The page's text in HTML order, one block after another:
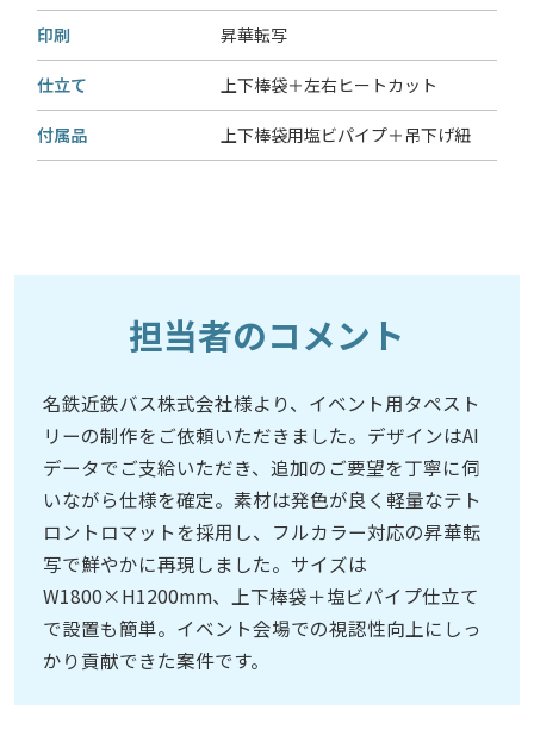
印刷 昇華転写
仕立て 上下棒袋＋左右ヒートカット
付属品 上下棒袋用塩ビパイプ＋吊下げ紐
担当者のコメント
名鉄近鉄バス株式会社様より、イベント用タペスト
リーの制作をご依頼いただきました。デザインはAI
データでご支給いただき、追加のご要望を丁寧に伺
いながら仕様を確定。素材は発色が良く軽量なテト
ロントロマットを採用し、フルカラー対応の昇華転
写で鮮やかに再現しました。サイズは
W1800×H1200mm、上下棒袋＋塩ビパイプ仕立て
で設置も簡単。イベント会場での視認性向上にしっ
かり貢献できた案件です。